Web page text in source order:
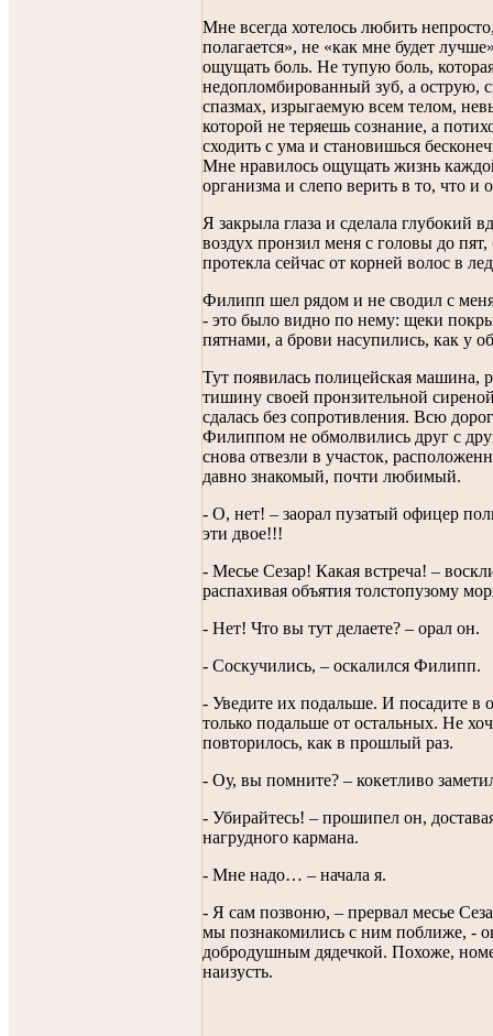
Мне всегда хотелось любить
полагается», не «как мне будет
ощущать боль. Не тупую боль,
недопломбированный зуб, а острую,
спазмах, изрыгаемую всем телом,
которой не теряешь сознание, а
сходить с ума и становишься
Мне нравилось ощущать жизнь
организма и слепо верить в то, что и
Я закрыла глаза и сделала глубокий
воздух пронзил меня с головы до пят,
протекла сейчас от корней волос в
Филипп шел рядом и не сводил с
- это было видно по нему: щеки
пятнами, а брови насупились, как у
Тут появилась полицейская машина,
тишину своей пронзительной
сдалась без сопротивления. Всю
Филиппом не обмолвились друг с
снова отвезли в участок,
давно знакомый, почти любимый.
- О, нет! – заорал пузатый офицер
эти двое!!!
- Месье Сезар! Какая встреча! –
распахивая объятия толстопузому
- Нет! Что вы тут делаете? – орал он.
- Соскучились, – оскалился Филипп.
- Уведите их подальше. И посадите в
только подальше от остальных. Не
повторилось, как в прошлый раз.
- Оу, вы помните? – кокетливо
- Убирайтесь! – прошипел он,
нагрудного кармана.
- Мне надо… – начала я.
- Я сам позвоню, – прервал месье
мы познакомились с ним поближе, -
добродушным дядечкой. Похоже,
наизусть.